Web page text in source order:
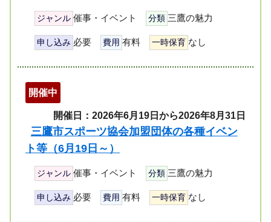
ジャンル 催事・イベント 分類 三鷹の魅力
申し込み 必要 費用 有料 一時保育 なし
開催中
開催日：2026年6月19日から2026年8月31日
三鷹市スポーツ協会加盟団体の各種イベン
ト等（6月19日～）
ジャンル 催事・イベント 分類 三鷹の魅力
申し込み 必要 費用 有料 一時保育 なし